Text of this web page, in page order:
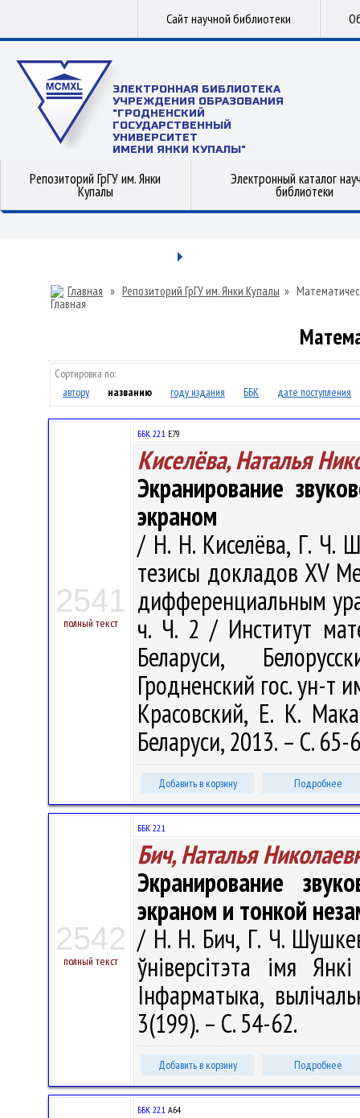
Сайт научной библиотеки
ЭЛЕКТРОННАЯ БИБЛИОТЕКА
УЧРЕЖДЕНИЯ ОБРАЗОВАНИЯ
"ГРОДНЕНСКИЙ
ГОСУДАРСТВЕННЫЙ
УНИВЕРСИТЕТ
ИМЕНИ ЯНКИ КУПАЛЫ"
Репозиторий ГрГУ им. Янки
Купалы
Электронный каталог
библиотеки
Главная » Репозиторий ГрГУ им. Янки Купалы »
Сортировка по:
автору
названию году издания ББК дате поступления
2541
полный текст
ББК 22.1 Е79
Киселёва, Наталья
Экранирование
экраном
/ Н. Н. Киселёва, Г. Ч.
тезисы докладов XV
дифференциальным
ч. Ч. 2 / Институт
Беларуси,
Гродненский гос. ун-т
Красовский, Е. К.
Беларуси, 2013. – С.
Добавить в корзину Подробнее
2542
полный текст
ББК 22.1
Бич, Наталья
Экранирование
экраном и тонкой
/ Н. Н. Бич, Г. Ч.
ўніверсітэта імя
Інфарматыка,
3(199). – С. 54-62.
Добавить в корзину Подробнее
ББК 22.1 А64